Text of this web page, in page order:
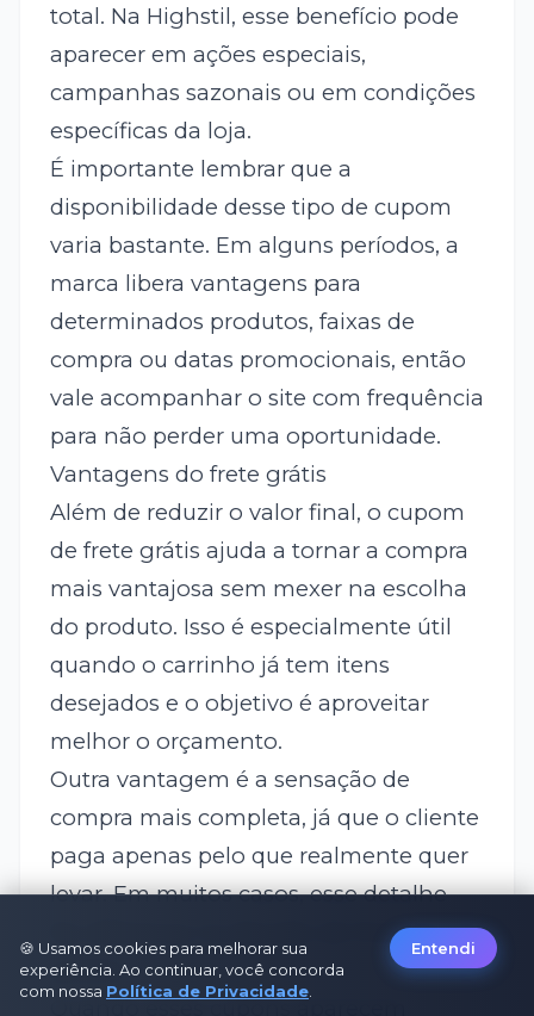
total. Na Highstil, esse benefício pode
aparecer em ações especiais,
campanhas sazonais ou em condições
específicas da loja.
É importante lembrar que a
disponibilidade desse tipo de cupom
varia bastante. Em alguns períodos, a
marca libera vantagens para
determinados produtos, faixas de
compra ou datas promocionais, então
vale acompanhar o site com frequência
para não perder uma oportunidade.
Vantagens do frete grátis
Além de reduzir o valor final, o cupom
de frete grátis ajuda a tornar a compra
mais vantajosa sem mexer na escolha
do produto. Isso é especialmente útil
quando o carrinho já tem itens
desejados e o objetivo é aproveitar
melhor o orçamento.
Outra vantagem é a sensação de
compra mais completa, já que o cliente
paga apenas pelo que realmente quer
levar. Em muitos casos, esse detalhe
faz diferença na decisão de finalizar o
pedido.
Quando esses cupons aparecem
🍪 Usamos cookies para melhorar sua
experiência. Ao continuar, você concorda
com nossa Política de Privacidade
Entendi